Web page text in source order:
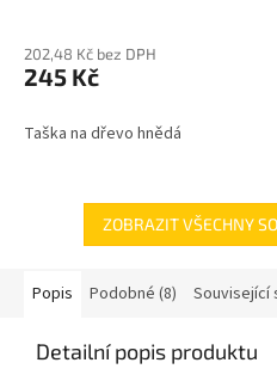
202,48 Kč bez DPH
245 Kč
Taška na dřevo hnědá
ZOBRAZIT VŠECHNY
Popis Podobné (8) Související
Detailní popis produktu